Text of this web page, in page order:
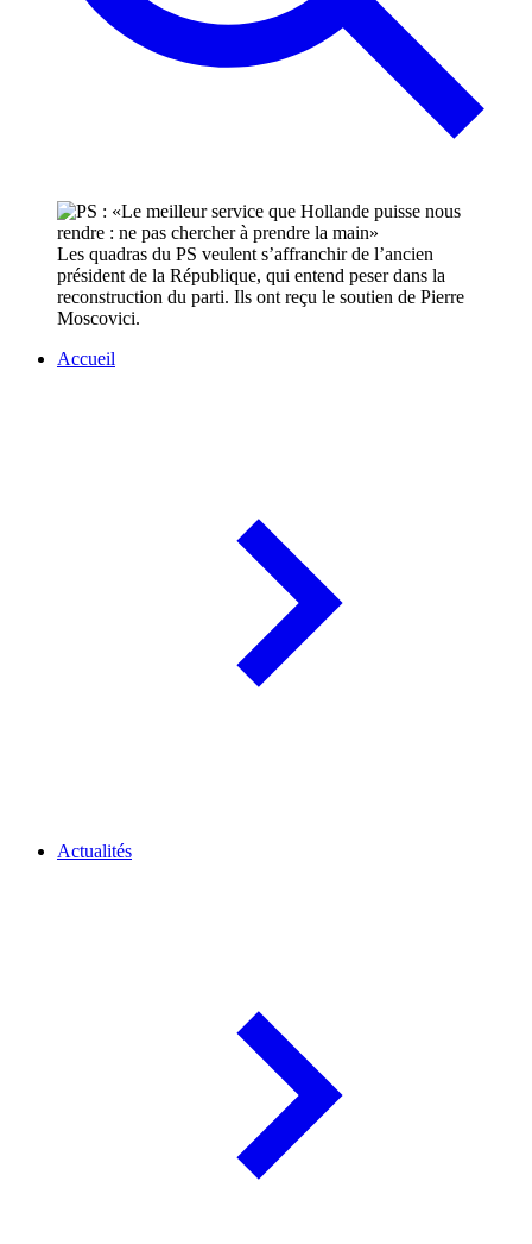
Les quadras du PS veulent s’affranchir de l’ancien
président de la République, qui entend peser dans la
reconstruction du parti. Ils ont reçu le soutien de Pierre
Moscovici.
Accueil
Actualités